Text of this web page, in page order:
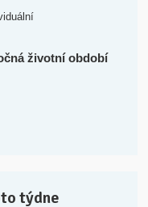
životní období
týdne